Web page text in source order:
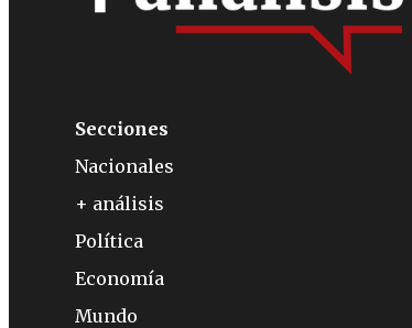
Secciones
Nacionales
+ análisis
Política
Economía
Mundo